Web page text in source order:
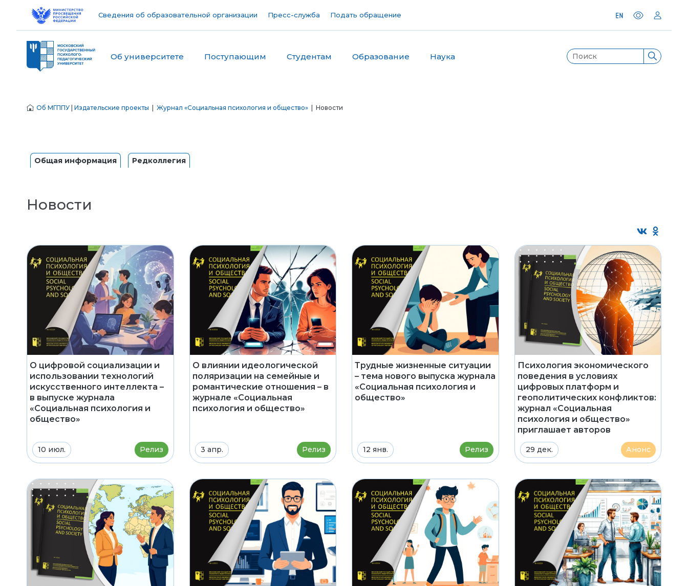
Сведения об образовательной организации Пресс-служба Подать обращение
Об университете Поступающим Студентам Образование Наука
Об МГППУ Издательские проекты Журнал «Социальная психология и общество» | Новости
Общая информация Редколлегия
Новости
О цифровой социализации и
использовании технологий
искусственного интеллекта –
в выпуске журнала
«Социальная психология и
общество»
10 июл. Релиз
О влиянии идеологической
поляризации на семейные и
романтические отношения – в
журнале «Социальная
психология и общество»
3 апр. Релиз
Трудные жизненные ситуации
– тема нового выпуска журнала
«Социальная психология и
общество»
12 янв. Релиз
Психология экономического
поведения в условиях
цифровых платформ и
геополитических конфликтов:
журнал «Социальная
психология и общество»
приглашает авторов
29 дек. Анонс